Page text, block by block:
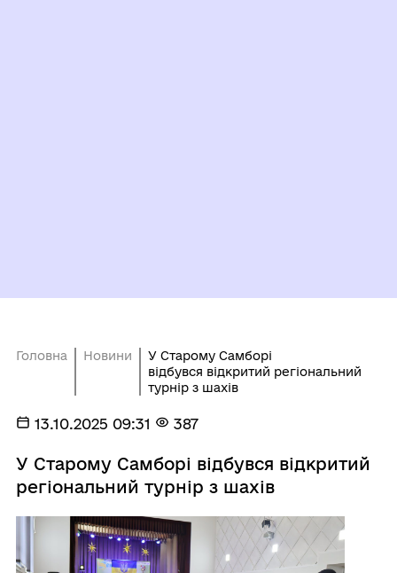
Головна Новини
У Старому Самборі
відбувся відкритий регіональний
турнір з шахів
13.10.2025 09:31 387
У Старому Самборі відбувся відкритий
регіональний турнір з шахів